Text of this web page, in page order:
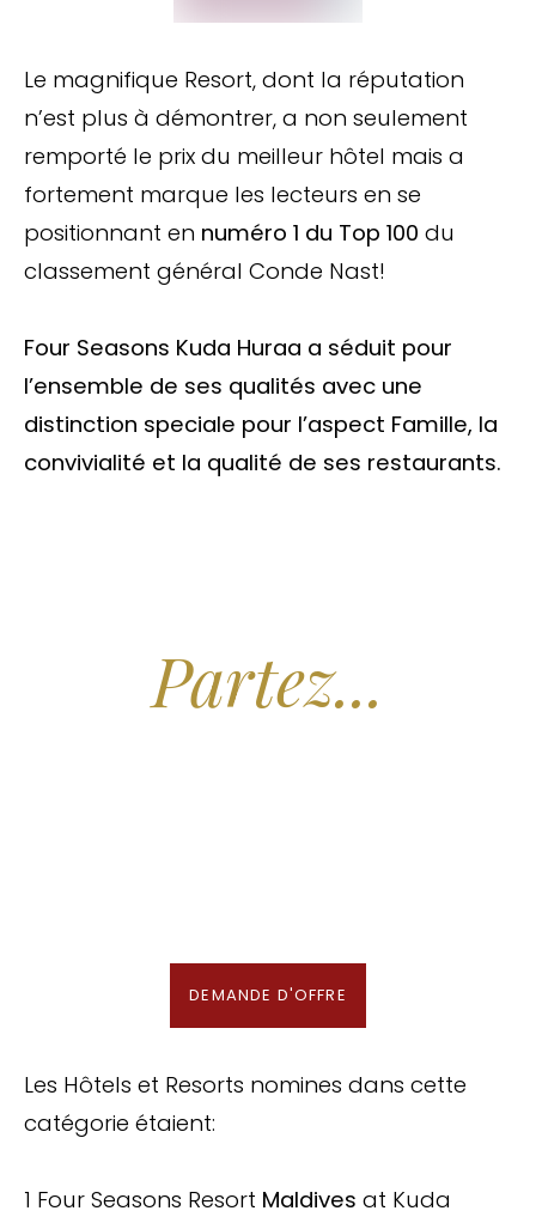
Le magnifique Resort, dont la réputation
n’est plus à démontrer, a non seulement
remporté le prix du meilleur hôtel mais a
fortement marque les lecteurs en se
positionnant en numéro 1 du Top 100 du
classement général Conde Nast!
Four Seasons Kuda Huraa a séduit pour
l’ensemble de ses qualités avec une
distinction speciale pour l’aspect Famille, la
convivialité et la qualité de ses restaurants.
Partez...
DEMANDE D'OFFRE
Les Hôtels et Resorts nomines dans cette
catégorie étaient:
1 Four Seasons Resort Maldives at Kuda